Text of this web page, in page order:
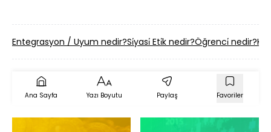
Entegrasyon / Uyum nedir?Si̇yasi̇ Eti̇k nedir?Öğrenci̇ nedir?
Ana Sayfa Yazı Boyutu Paylaş Favoriler